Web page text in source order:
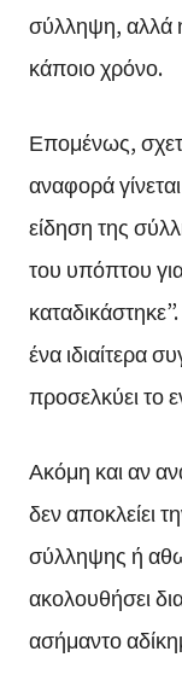
σύλληψη, αλλά
κάποιο χρόνο.
Επομένως,
αναφορά
είδηση της
του υπόπτου
ένα ιδιαίτερα
προσελκύει το
Ακόμη και αν
δεν αποκλείει
σύλληψης ή
ακολουθήσει
ασήμαντο